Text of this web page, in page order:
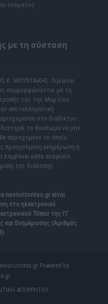
ονόματος
με τη σύσταση
Κ. ΜΟΥΝΤΑΚΗΣ δηλώνει
συμμορφώνονται με τη
της 1ης Μαρτίου
αποτελεσματική
στο διαδίκτυο
το δικαίωμα να μην
περιεχόμενο το οποίο
προηγούμενη ενημέρωση ή
κάθε αναγκαίο
της διάδοσης
neoiorizontes.grείναι
στο ηλεκτρονικό
Τύπου της ΓΓ
και Ενημέρωσης (Αριθμός
Powered by
ΑΠΟΡΡΗΤΟΥ